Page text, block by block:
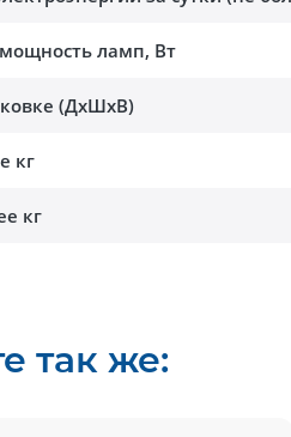
ламп, Вт
(ДхШхВ)
кг
кг
так же: